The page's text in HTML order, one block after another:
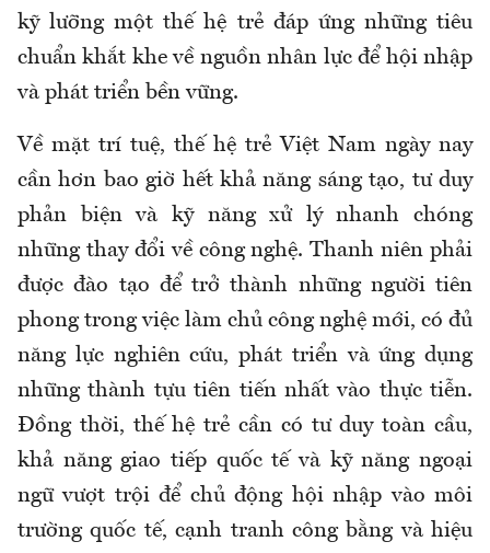
kỹ lưỡng một thế hệ trẻ đáp ứng những tiêu
chuẩn khắt khe về nguồn nhân lực để hội nhập
và phát triển bền vững.
Về mặt trí tuệ, thế hệ trẻ Việt Nam ngày nay
cần hơn bao giờ hết khả năng sáng tạo, tư duy
phản biện và kỹ năng xử lý nhanh chóng
những thay đổi về công nghệ. Thanh niên phải
được đào tạo để trở thành những người tiên
phong trong việc làm chủ công nghệ mới, có đủ
năng lực nghiên cứu, phát triển và ứng dụng
những thành tựu tiên tiến nhất vào thực tiễn.
Đồng thời, thế hệ trẻ cần có tư duy toàn cầu,
khả năng giao tiếp quốc tế và kỹ năng ngoại
ngữ vượt trội để chủ động hội nhập vào môi
trường quốc tế, cạnh tranh công bằng và hiệu